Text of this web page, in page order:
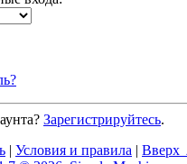
Зарегистрируйтесь.
| Условия и правила | Вверх